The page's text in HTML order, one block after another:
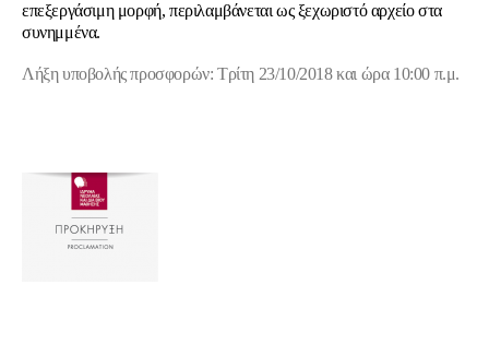
επεξεργάσιμη μορφή, περιλαμβάνεται ως ξεχωριστό αρχείο στα
συνημμένα.
Λήξη υποβολής προσφορών: Τρίτη 23/10/2018 και ώρα 10:00 π.μ.